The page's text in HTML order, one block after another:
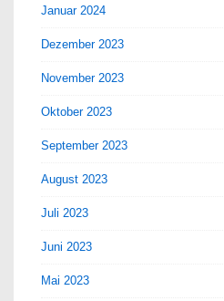
Januar 2024
Dezember 2023
November 2023
Oktober 2023
September 2023
August 2023
Juli 2023
Juni 2023
Mai 2023